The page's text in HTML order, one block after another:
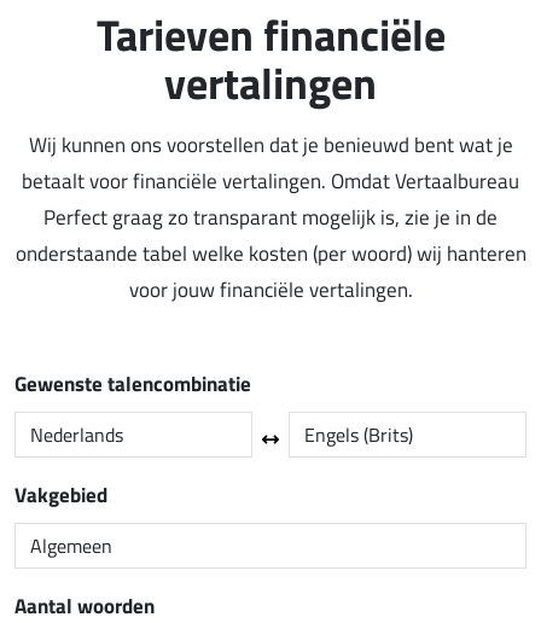
Tarieven financiële
vertalingen
Wij kunnen ons voorstellen dat je benieuwd bent wat je
betaalt voor financiële vertalingen. Omdat Vertaalbureau
Perfect graag zo transparant mogelijk is, zie je in de
onderstaande tabel welke kosten (per woord) wij hanteren
voor jouw financiële vertalingen.
Gewenste talencombinatie
Vakgebied
Aantal woorden